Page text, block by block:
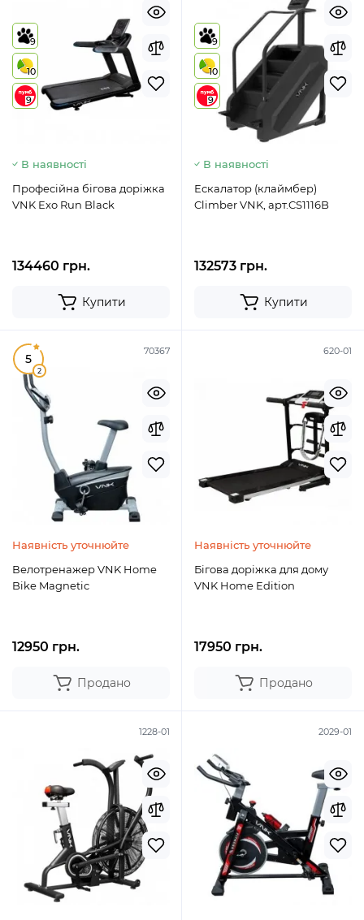
9
10
9
В наявності
Професійна бігова доріжка
VNK Exo Run Black
134460 грн.
Купити
9
10
9
В наявності
Ескалатор (клаймбер)
Climber VNK, арт.CS1116B
132573 грн.
Купити
70367
5
2
Наявність уточнюйте
Велотренажер VNK Home
Bike Magnetic
12950 грн.
Продано
620-01
Наявність уточнюйте
Бігова доріжка для дому
VNK Home Edition
17950 грн.
Продано
1228-01 2029-01